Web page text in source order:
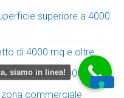
superiore a 4000
di 4000 mq e oltre
di almeno 4000 mq
commerciale
siamo in linea!